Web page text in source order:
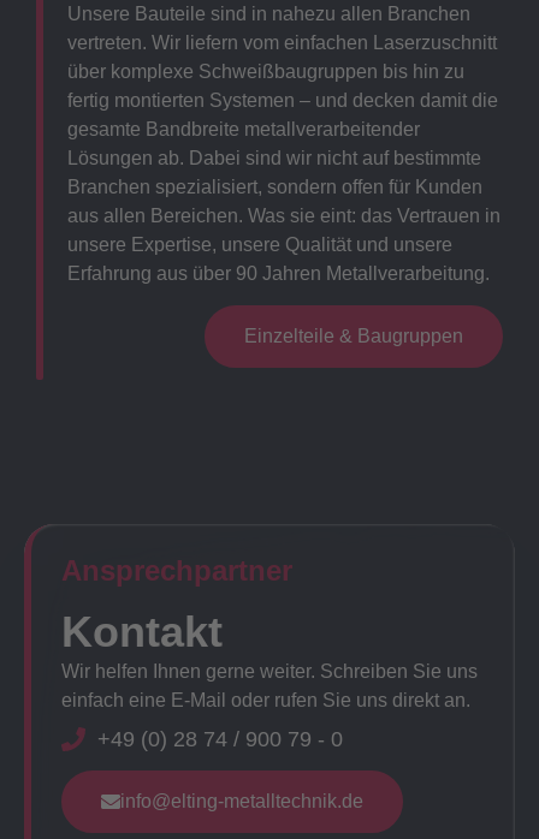
Unsere Bauteile sind in nahezu allen Branchen
vertreten. Wir liefern vom einfachen Laserzuschnitt
über komplexe Schweißbaugruppen bis hin zu
fertig montierten Systemen – und decken damit die
gesamte Bandbreite metallverarbeitender
Lösungen ab. Dabei sind wir nicht auf bestimmte
Branchen spezialisiert, sondern offen für Kunden
aus allen Bereichen. Was sie eint: das Vertrauen in
unsere Expertise, unsere Qualität und unsere
Erfahrung aus über 90 Jahren Metallverarbeitung.
Einzelteile & Baugruppen
Ansprechpartner​
Kontakt
Wir helfen Ihnen gerne weiter. Schreiben Sie uns
einfach eine E-Mail oder rufen Sie uns direkt an.
+49 (0) 28 74 / 900 79 - 0
info@elting-metalltechnik.de